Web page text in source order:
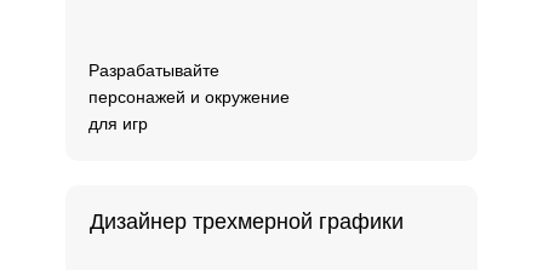
Разрабатывайте
персонажей и окружение
для игр
Дизайнер трехмерной графики